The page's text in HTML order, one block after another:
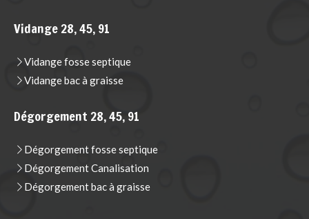
Vidange 28, 45, 91
Vidange fosse septique
Vidange bac à graisse
Dégorgement 28, 45, 91
Dégorgement fosse septique
Dégorgement Canalisation
Dégorgement bac à graisse